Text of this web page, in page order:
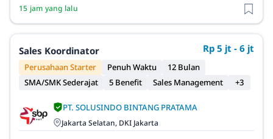
15 jam yang lalu
Sales Koordinator Rp 5 jt - 6 jt
Perusahaan Starter Penuh Waktu
12 Bulan
SMA/SMK Sederajat
5 Benefit Sales Management +3
PT. SOLUSINDO BINTANG PRATAMA
Jakarta Selatan, DKI Jakarta